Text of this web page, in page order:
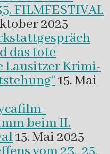
FILMFESTIVAL
2025
das tote
Lausitzer Krimi-
15. Mai
beim II.
15. Mai 2025